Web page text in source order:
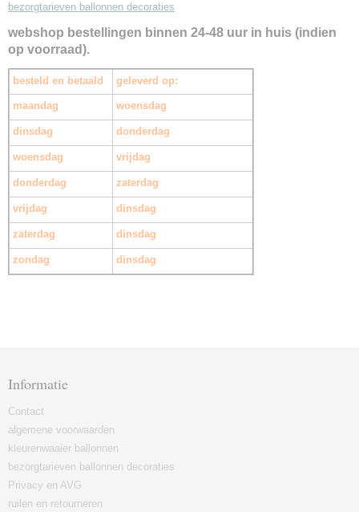
bezorgtarieven ballonnen decoraties
webshop bestellingen binnen 24-48 uur in huis (indien
op voorraad).
besteld en betaald geleverd op:
maandag woensdag
dinsdag donderdag
woensdag vrijdag
donderdag zaterdag
vrijdag dinsdag
zaterdag dinsdag
zondag dinsdag
Informatie
Contact
algemene voorwaarden
kleurenwaaier ballonnen
bezorgtarieven ballonnen decoraties
Privacy en AVG
ruilen en retourneren